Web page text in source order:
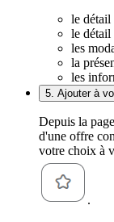
le détail
le détail
les
la
les
5. Ajouter à
Depuis la
d'une offre
votre choix à
.